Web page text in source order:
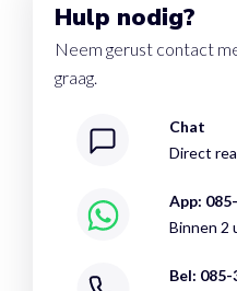
Hulp nodig?
Neem gerust contact
graag.
Chat
Direct
App:
Binnen 2
Bel: